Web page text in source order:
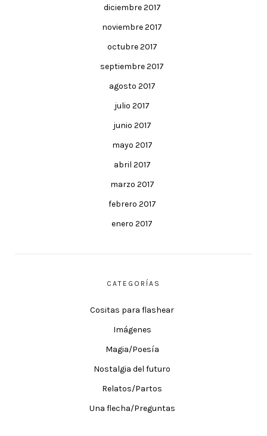
diciembre 2017
noviembre 2017
octubre 2017
septiembre 2017
agosto 2017
julio 2017
junio 2017
mayo 2017
abril 2017
marzo 2017
febrero 2017
enero 2017
CATEGORÍAS
Cositas para flashear
Imágenes
Magia/Poesía
Nostalgia del futuro
Relatos/Partos
Una flecha/Preguntas